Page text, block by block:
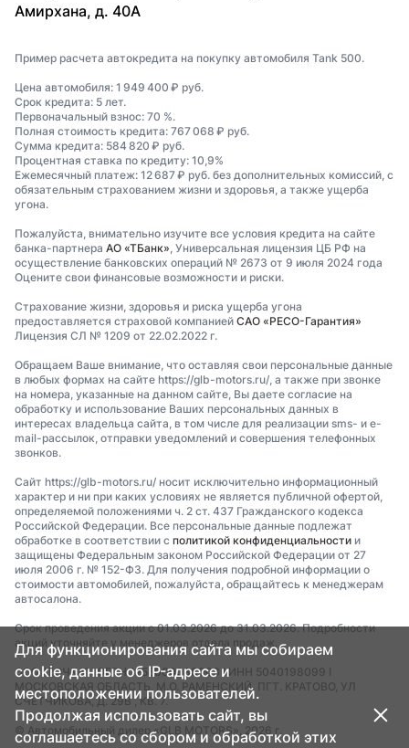
Амирхана, д. 40А
Пример расчета автокредита на покупку автомобиля Tank 500.
Цена автомобиля: 1 949 400 ₽ руб.
Срок кредита: 5 лет.
Первоначальный взнос: 70 %.
Полная стоимость кредита: 767 068 ₽ руб.
Сумма кредита: 584 820 ₽ руб.
Процентная ставка по кредиту: 10,9%
Ежемесячный платеж: 12 687 ₽ руб. без дополнительных комиссий, с
обязательным страхованием жизни и здоровья, а также ущерба
угона.
Пожалуйста, внимательно изучите все условия кредита на сайте
банка-партнера АО «ТБанк» , Универсальная лицензия ЦБ РФ на
осуществление банковских операций № 2673 от 9 июля 2024 года
Оцените свои финансовые возможности и риски.
Страхование жизни, здоровья и риска ущерба угона
предоставляется страховой компанией САО «РЕСО-Гарантия»
Лицензия СЛ № 1209 от 22.02.2022 г.
Обращаем Ваше внимание, что оставляя свои персональные данные
в любых формах на сайте https://glb-motors.ru/, а также при звонке
на номера, указанные на данном сайте, Вы даете согласие на
обработку и использование Ваших персональных данных в
интересах владельца сайта, в том числе для реализации sms- и e-
mail-рассылок, отправки уведомлений и совершения телефонных
звонков.
Сайт https://glb-motors.ru/ носит исключительно информационный
характер и ни при каких условиях не является публичной офертой,
определяемой положениями ч. 2 ст. 437 Гражданского кодекса
Российской Федерации. Все персональные данные подлежат
обработке в соответствии с политикой конфиденциальности и
защищены Федеральным законом Российской Федерации от 27
июля 2006 г. № 152-ФЗ. Для получения подробной информации о
стоимости автомобилей, пожалуйста, обращайтесь к менеджерам
автосалона.
Срок проведения акции с 01.03.2026 до 31.03.2026. Подробности
акций уточняйте у менеджеров отдела продаж.
ООО "ТОЧКА" I ОГРН 1255000088903 I ИНН 5040198099 I
МОСКОВСКАЯ ОБЛАСТЬ, М.О. РАМЕНСКИЙ, ПГТ. КРАТОВО, УЛ
СЧЕТЧИКОВА, Д. 29В , КВ. 7.
© Автомобильный дилер «GLB MOTORS», 2026 г.
Для функционирования сайта мы собираем
cookie, данные об IP-адресе и
местоположении пользователей.
Продолжая использовать сайт, вы
соглашаетесь со сбором и обработкой этих